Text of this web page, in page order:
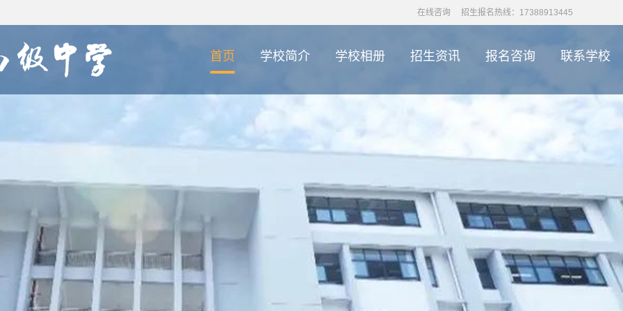
在线咨询 招生报名热线：17388913445
首页 学校简介 学校相册 招生资讯 报名咨询 联系学校